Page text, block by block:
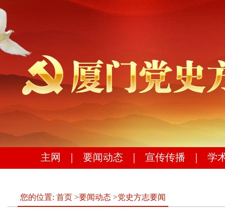
主网 要闻动态 宣传传播 学
您的位置: 首页 >要闻动态 >党史方志要闻